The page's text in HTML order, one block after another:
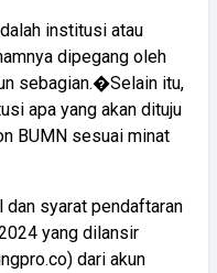
institusi atau
dipegang oleh
sebagian.�Selain itu,
apa yang akan dituju
BUMN sesuai minat
dan syarat pendaftaran
yang dilansir
dari akun